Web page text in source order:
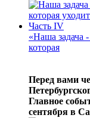
«Наша задача
которая
Перед вами
Главное
сентября в